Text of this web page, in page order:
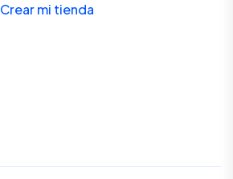
Crear mi tienda